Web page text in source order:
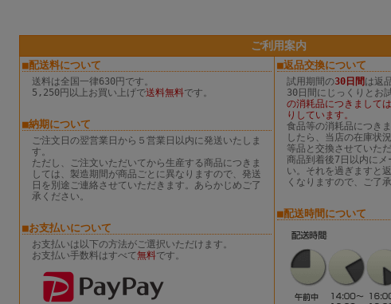
ご利用案内
■配送料について
送料は全国一律630円 です。
5,250円以上お買い上げで送料無料です。
■納期について
ご注文日の翌営業日から５営業日以内に発送いたしま
す。
ただし、ご注文いただいてから生産する商品につきま
しては、製造期間が商品ごとに異なりますので、発送
日を別途ご連絡させていただきます。あらかじめご了
承ください。
■お支払いについて
お支払いは以下の方法がご選択いただけます。
お支払い手数料はすべて無料です。
■返品交換について
試用期間の30日間 は返
30日間にじっくりとお
の消耗品につきまして
りしています。
食品等の消耗品につき
したら、当店の在庫状
等品と交換させていただ
商品到着後7日以内にメ
い。それを過ぎますと
くなりますので、ご了
■配送時間について